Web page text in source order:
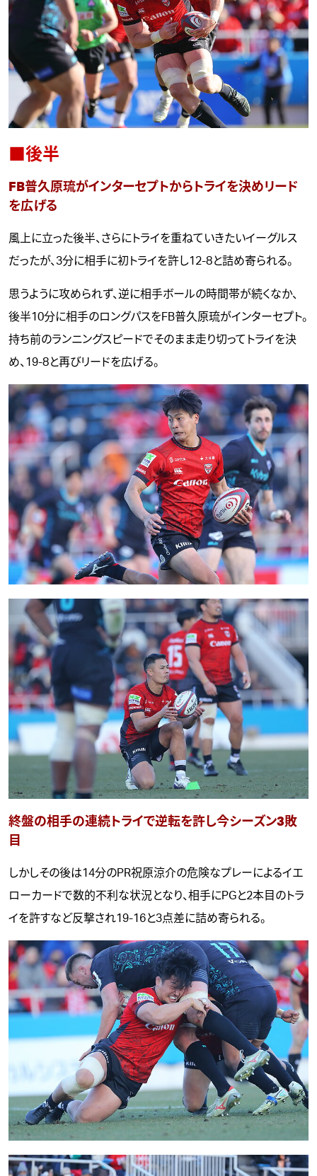
■後半
FB普久原琉がインターセプトからトライを決めリード
を広げる
風上に立った後半、さらにトライを重ねていきたいイーグルス
だったが、3分に相手に初トライを許し12-8と詰め寄られる。
思うように攻められず、逆に相手ボールの時間帯が続くなか、
後半10分に相手のロングパスをFB普久原琉がインターセプト。
持ち前のランニングスピードでそのまま走り切ってトライを決
め、19-8と再びリードを広げる。
終盤の相手の連続トライで逆転を許し今シーズン3敗
目
しかしその後は14分のPR祝原涼介の危険なプレーによるイエ
ローカードで数的不利な状況となり、相手にPGと2本目のトラ
イを許すなど反撃され19-16と3点差に詰め寄られる。